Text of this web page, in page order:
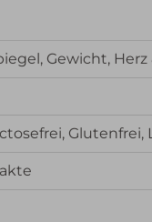
Gewicht,
Glutenfrei,